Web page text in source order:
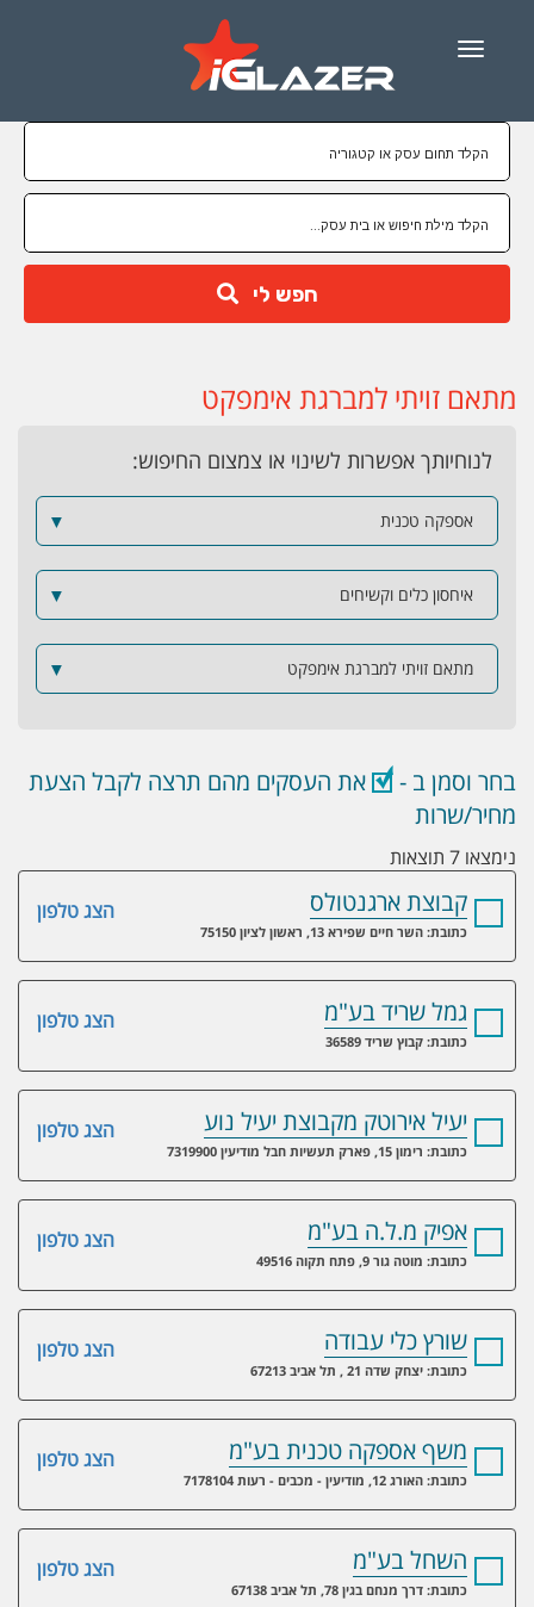
Menu
חפש לי
מתאם זויתי למברגת אימפקט
לנוחיותך אפשרות לשינוי או צמצום החיפוש:
אספקה טכנית ▼
איחסון כלים וקשיחים ▼
מתאם זויתי למברגת אימפקט ▼
בחר וסמן ב -
את העסקים מהם תרצה לקבל הצעת
מחיר/שרות
נימצאו 7 תוצאות
הצג טלפון קבוצת ארגנטולס
כתובת: השר חיים שפירא 13, ראשון לציון 75150
הצג טלפון גמל שריד בע"מ
כתובת: קבוץ שריד 36589
הצג טלפון יעיל אירוטק מקבוצת יעיל נוע
כתובת: רימון 15, פארק תעשיות חבל מודיעין 7319900
הצג טלפון אפיק מ.ל.ה בע"מ
כתובת: מוטה גור 9, פתח תקוה 49516
הצג טלפון שורץ כלי עבודה
כתובת: יצחק שדה 21 , תל אביב 67213
הצג טלפון משף אספקה טכנית בע"מ
כתובת: האורג 12, מודיעין - מכבים - רעות 7178104
הצג טלפון השחל בע"מ
כתובת: דרך מנחם בגין 78, תל אביב 67138